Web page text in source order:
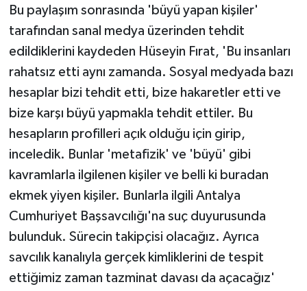
Bu paylaşım sonrasında 'büyü yapan kişiler'
tarafından sanal medya üzerinden tehdit
edildiklerini kaydeden Hüseyin Fırat, 'Bu insanları
rahatsız etti aynı zamanda. Sosyal medyada bazı
hesaplar bizi tehdit etti, bize hakaretler etti ve
bize karşı büyü yapmakla tehdit ettiler. Bu
hesapların profilleri açık olduğu için girip,
inceledik. Bunlar 'metafizik' ve 'büyü' gibi
kavramlarla ilgilenen kişiler ve belli ki buradan
ekmek yiyen kişiler. Bunlarla ilgili Antalya
Cumhuriyet Başsavcılığı'na suç duyurusunda
bulunduk. Sürecin takipçisi olacağız. Ayrıca
savcılık kanalıyla gerçek kimliklerini de tespit
ettiğimiz zaman tazminat davası da açacağız'